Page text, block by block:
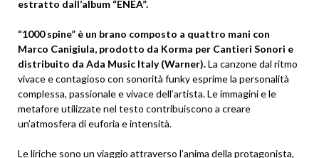
estratto dall’album “ENEA”.
“1000 spine” è un brano composto a quattro mani con
Marco Canigiula, prodotto da Korma per Cantieri Sonori e
distribuito da Ada Music Italy(Warner).La canzone dal ritmo
vivace e contagioso con sonorità funky esprime la personalità
complessa, passionale e vivace dell’artista. Le immagini e le
metafore utilizzate nel testo contribuiscono a creare
un’atmosfera di euforia e intensità.
Le liriche sono un viaggio attraverso l’anima della protagonista,